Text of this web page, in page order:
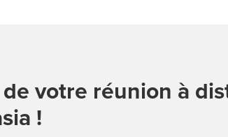
de votre réunion à
!